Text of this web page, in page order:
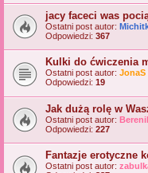
jacy faceci was
Ostatni post autor:
Odpowiedzi: 367
Kulki do ćwiczenia
Ostatni post autor: JonaS
Odpowiedzi: 19
Jak dużą rolę w
Ostatni post autor:
Odpowiedzi: 227
Fantazje erotyczne
Ostatni post autor: